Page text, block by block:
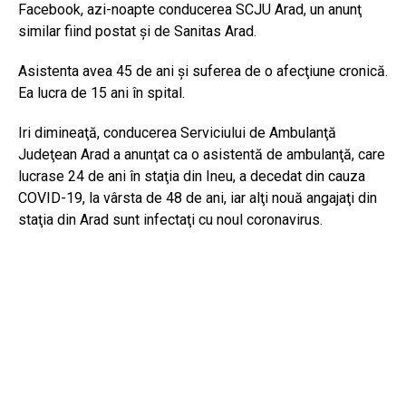
Facebook, azi-noapte conducerea SCJU Arad, un anunţ
similar fiind postat şi de Sanitas Arad.
Asistenta avea 45 de ani şi suferea de o afecţiune cronică.
Ea lucra de 15 ani în spital.
Iri dimineaţă, conducerea Serviciului de Ambulanţă
Judeţean Arad a anunţat ca o asistentă de ambulanţă, care
lucrase 24 de ani în staţia din Ineu, a decedat din cauza
COVID-19, la vârsta de 48 de ani, iar alţi nouă angajaţi din
staţia din Arad sunt infectaţi cu noul coronavirus.